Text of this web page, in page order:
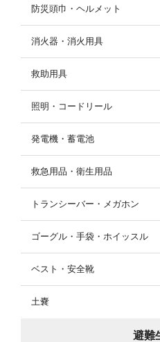
防災頭巾・ヘルメット
消火器・消火用具
救助用具
照明・コードリール
発電機・蓄電池
救急用品・衛生用品
トランシーバー・メガホン
ゴーグル・手袋・ホイッスル
ベスト・安全靴
土嚢
避難